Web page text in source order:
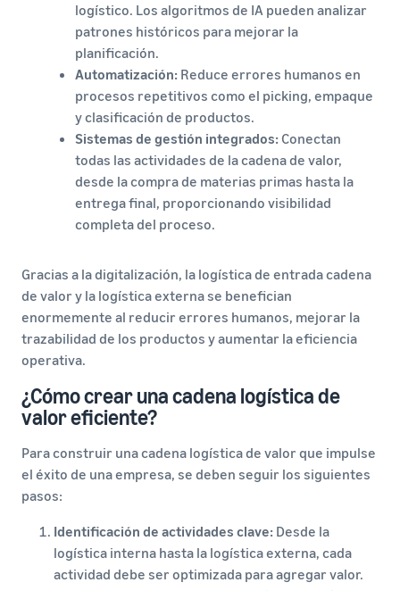
logístico. Los algoritmos de IA pueden analizar
patrones históricos para mejorar la
planificación.
Automatización: Reduce errores humanos en
procesos repetitivos como el picking, empaque
y clasificación de productos.
Sistemas de gestión integrados: Conectan
todas las actividades de la cadena de valor,
desde la compra de materias primas hasta la
entrega final, proporcionando visibilidad
completa del proceso.
Gracias a la digitalización, la logística de entrada cadena
de valor y la logística externa se benefician
enormemente al reducir errores humanos, mejorar la
trazabilidad de los productos y aumentar la eficiencia
operativa.
¿Cómo crear una cadena logística de
valor eficiente?
Para construir una cadena logística de valor que impulse
el éxito de una empresa, se deben seguir los siguientes
pasos:
Identificación de actividades clave: Desde la
logística interna hasta la logística externa, cada
actividad debe ser optimizada para agregar valor.